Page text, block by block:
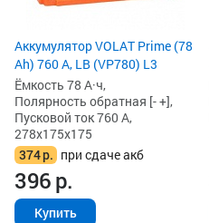
Аккумулятор VOLAT Prime (78
Ah) 760 А, LB (VP780) L3
Ёмкость 78 А·ч,
Полярность обратная [- +],
Пусковой ток 760 А,
278x175x175
374р. при сдаче акб
396р.
Купить